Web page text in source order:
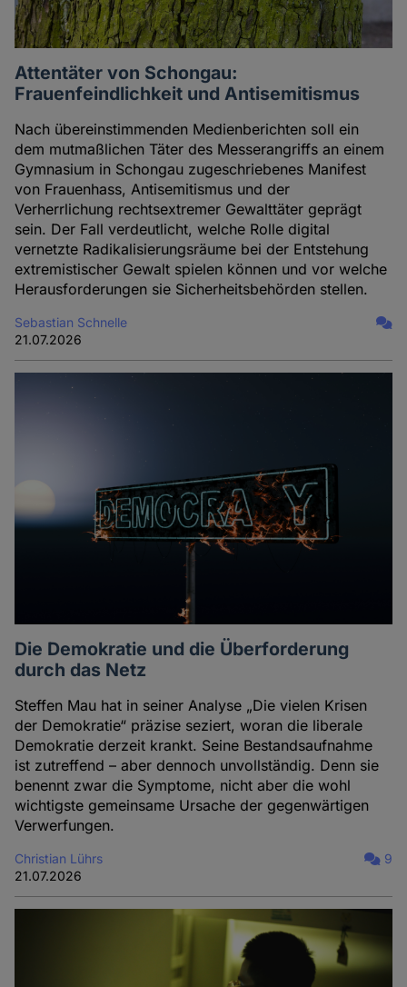
Attentäter von Schongau:
Frauenfeindlichkeit und Antisemitismus
Nach übereinstimmenden Medienberichten soll ein
dem mutmaßlichen Täter des Messerangriffs an einem
Gymnasium in Schongau zugeschriebenes Manifest
von Frauenhass, Antisemitismus und der
Verherrlichung rechtsextremer Gewalttäter geprägt
sein. Der Fall verdeutlicht, welche Rolle digital
vernetzte Radikalisierungsräume bei der Entstehung
extremistischer Gewalt spielen können und vor welche
Herausforderungen sie Sicherheitsbehörden stellen.
Sebastian Schnelle
21.07.2026
Die Demokratie und die Überforderung
durch das Netz
Steffen Mau hat in seiner Analyse „Die vielen Krisen
der Demokratie“ präzise seziert, woran die liberale
Demokratie derzeit krankt. Seine Bestandsaufnahme
ist zutreffend – aber dennoch unvollständig. Denn sie
benennt zwar die Symptome, nicht aber die wohl
wichtigste gemeinsame Ursache der gegenwärtigen
Verwerfungen.
Christian Lührs
21.07.2026
9